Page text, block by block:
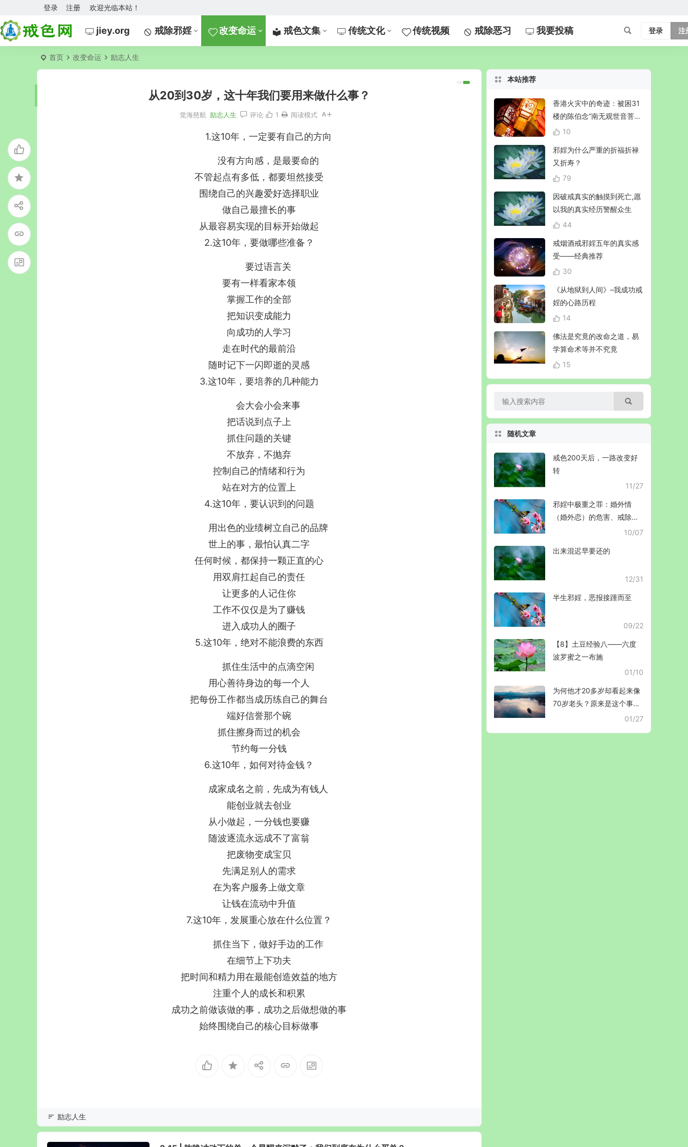
欢迎光临本站！
登录 注册
jiey.org 戒除邪婬 改变命运 戒色文集 传统文化 传统视频 戒除恶习 我要投稿 登录 注
首页 改变命运 励志人生
从20到30岁，这十年我们要用来做什么事？
觉海慈航 励志人生 评论 1 阅读模式
1.这10年，一定要有自己的方向
没有方向感，是最要命的
不管起点有多低，都要坦然接受
围绕自己的兴趣爱好选择职业
做自己最擅长的事
从最容易实现的目标开始做起
2.这10年，要做哪些准备？
要过语言关
要有一样看家本领
掌握工作的全部
把知识变成能力
向成功的人学习
走在时代的最前沿
随时记下一闪即逝的灵感
3.这10年，要培养的几种能力
会大会小会来事
把话说到点子上
抓住问题的关键
不放弃，不抛弃
控制自己的情绪和行为
站在对方的位置上
4.这10年，要认识到的问题
用出色的业绩树立自己的品牌
世上的事，最怕认真二字
任何时候，都保持一颗正直的心
用双肩扛起自己的责任
让更多的人记住你
工作不仅仅是为了赚钱
进入成功人的圈子
5.这10年，绝对不能浪费的东西
抓住生活中的点滴空闲
用心善待身边的每一个人
把每份工作都当成历练自己的舞台
端好信誉那个碗
抓住擦身而过的机会
节约每一分钱
6.这10年，如何对待金钱？
成家成名之前，先成为有钱人
能创业就去创业
从小做起，一分钱也要赚
随波逐流永远成不了富翁
把废物变成宝贝
先满足别人的需求
在为客户服务上做文章
让钱在流动中升值
7.这10年，发展重心放在什么位置？
抓住当下，做好手边的工作
在细节上下功夫
把时间和精力用在最能创造效益的地方
注重个人的成长和积累
成功之前做该做的事，成功之后做想做的事
始终围绕自己的核心目标做事
励志人生
本站推荐
香港火灾中的奇迹：被困31
楼的陈伯念“南无观世音菩
萨”20小时奇迹生还！
10
邪婬为什么严重的折福折禄
又折寿？
79
因破戒真实的触摸到死亡,愿
以我的真实经历警醒众生
44
戒烟酒戒邪婬五年的真实感
受——经典推荐
30
《从地狱到人间》–我成功戒
婬的心路历程
14
佛法是究竟的改命之道，易
学算命术等并不究竟
15
随机文章
戒色200天后，一路改变好
转
11/27
邪婬中极重之罪：婚外情
（婚外恋）的危害、戒除和
10/07
出来混迟早要还的
12/31
半生邪婬，恶报接踵而至
09/22
【8】土豆经验八——六度
波罗蜜之一布施
01/10
为何他才20多岁却看起来像
70岁老头？原来是这个事害
01/27